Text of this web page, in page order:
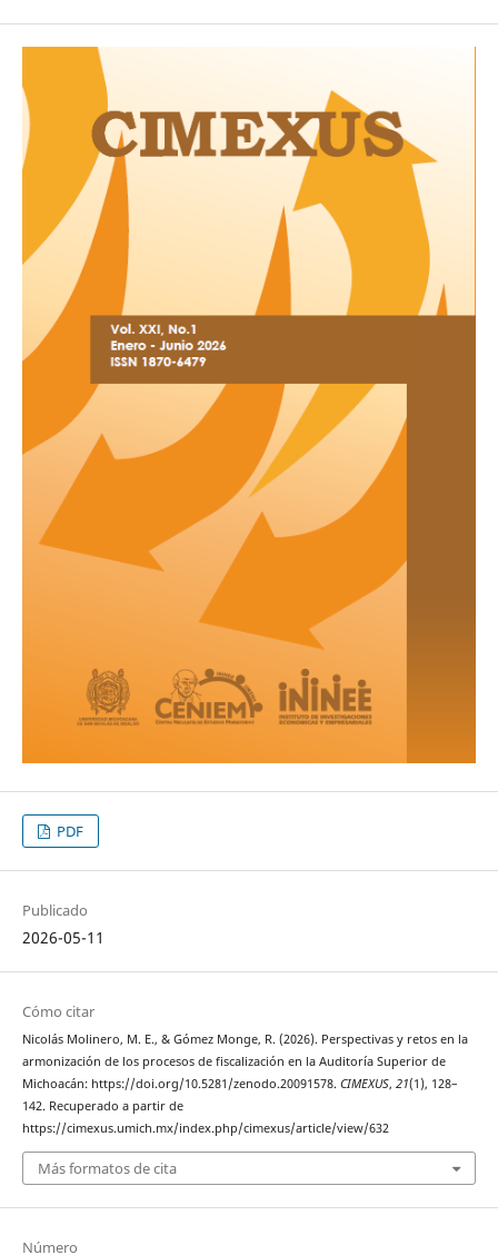
PDF
Publicado
2026-05-11
Cómo citar
Nicolás Molinero, M. E., & Gómez Monge, R. (2026). Perspectivas y retos en la
armonización de los procesos de fiscalización en la Auditoría Superior de
Michoacán: https://doi.org/10.5281/zenodo.20091578. CIMEXUS, 21(1), 128–
142. Recuperado a partir de
https://cimexus.umich.mx/index.php/cimexus/article/view/632
Más formatos de cita
Número